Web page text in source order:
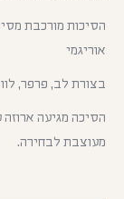
הסיכות מורכבת
אוריגמי
בצורת לב, פרפר,
הסיכה מגיעה ארוזה
מעוצבת לבחירה.